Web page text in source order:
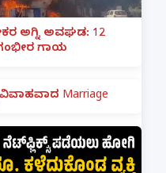
ಅಗ್ನಿ ಅವಘಡ: 12
ಗಾಯ
Marriage